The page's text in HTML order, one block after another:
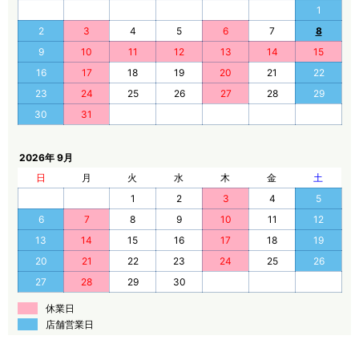
1
2
3 4 5 6 7
8
9
10 11 12 13 14
15
16
17 18 19 20 21
22
23
24 25 26 27 28
29
30
31
2026年 9月
日
月 火 水 木 金
土
1
2 3 4
5
6
7 8 9 10 11
12
13
14 15 16 17 18
19
20
21 22 23 24 25
26
27
28 29 30
休業日
店舗営業日